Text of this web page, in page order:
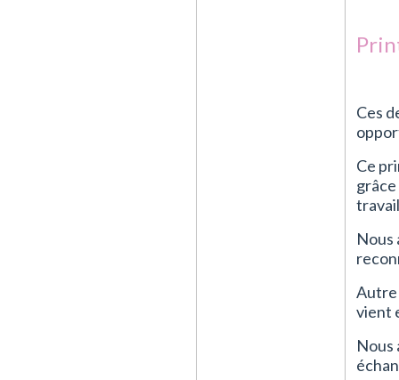
Ces
Ce
Nous
Autre
vient
Nous